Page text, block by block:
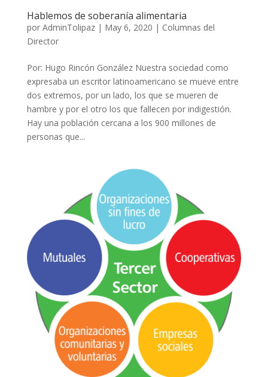
Hablemos de soberanía alimentaria
por AdminTolipaz| May 6, 2020 | Columnas del
Director
Por: Hugo Rincón González Nuestra sociedad como
expresaba un escritor latinoamericano se mueve entre
dos extremos, por un lado, los que se mueren de
hambre y por el otro los que fallecen por indigestión.
Hay una población cercana a los 900 millones de
personas que...